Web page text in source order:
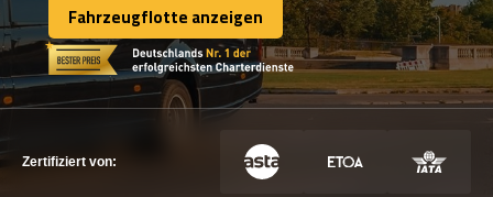
KONTAKTIEREN SIE UNS
KONTAKTIEREN SIE UNS
Fahrzeugflotte anzeigen
Fahrzeugflotte anzeigen
Zertifiziert von: